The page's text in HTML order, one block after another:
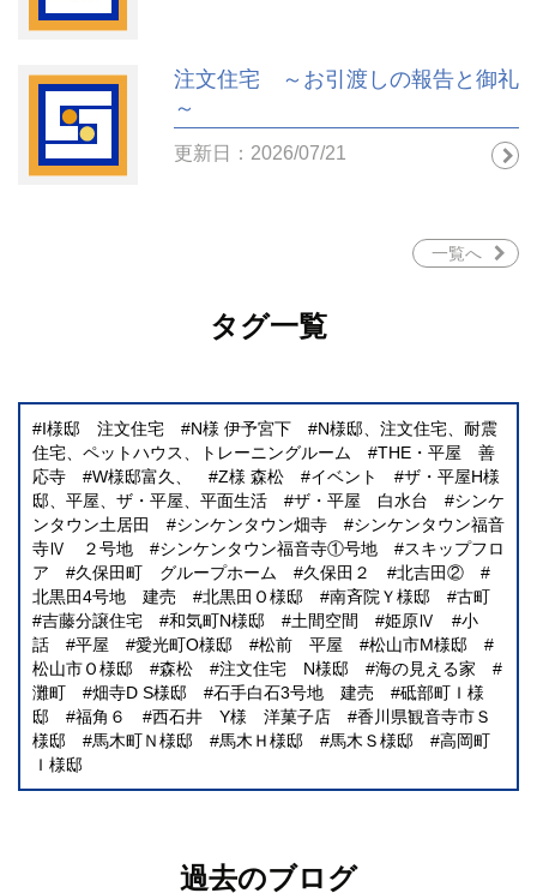
注文住宅 ～お引渡しの報告と御礼
～
更新日：2026/07/21
一覧へ
タグ一覧
I様邸 注文住宅 N様 伊予宮下
N様邸、注文住宅、耐震
住宅、ペットハウス、トレーニングルーム
THE・平屋 善
応寺
W様邸富久、 Z様 森松 イベント
ザ・平屋H様
邸、平屋、ザ・平屋、平面生活
ザ・平屋 白水台
シンケ
ンタウン土居田
シンケンタウン畑寺
シンケンタウン福音
寺Ⅳ ２号地
シンケンタウン福音寺①号地
スキップフロ
ア
久保田町 グループホーム 久保田２
北吉田②
北黒田4号地 建売
北黒田Ｏ様邸 南斉院Ｙ様邸
古町
吉藤分譲住宅
和気町N様邸 土間空間 姫原Ⅳ
小
話
平屋 愛光町O様邸 松前 平屋
松山市M様邸
松山市Ｏ様邸
森松 注文住宅 N様邸
海の見える家
灘町
畑寺D S様邸 石手白石3号地 建売
砥部町Ｉ様
邸
福角６ 西石井 Y様 洋菓子店
香川県観音寺市Ｓ
様邸
馬木町Ｎ様邸 馬木Ｈ様邸 馬木Ｓ様邸
高岡町
Ｉ様邸
過去のブログ